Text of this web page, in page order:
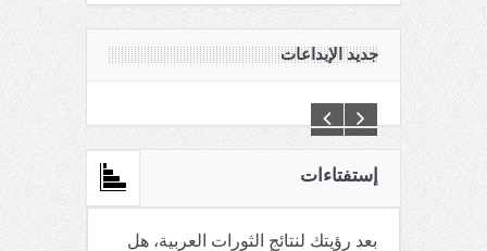
جديد الإبداعات
إستفتاءات
بعد رؤيتك لنتائج الثورات العربية، هل